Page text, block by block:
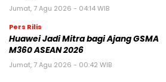
Jumat, 7 Agu 2026 - 04:14 WIB
Pers Rilis
Huawei Jadi Mitra bagi Ajang GSMA
M360 ASEAN 2026
Jumat, 7 Agu 2026 - 00:42 WIB